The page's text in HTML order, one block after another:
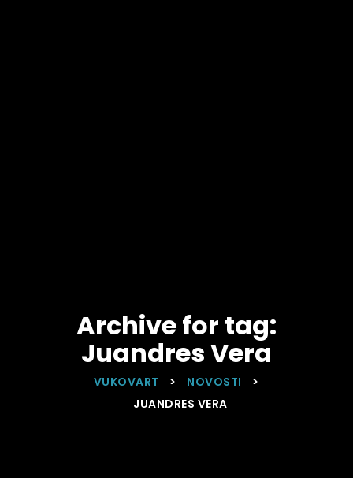
Archive for tag:
Juandres Vera
VUKOVART > NOVOSTI
>
JUANDRES VERA